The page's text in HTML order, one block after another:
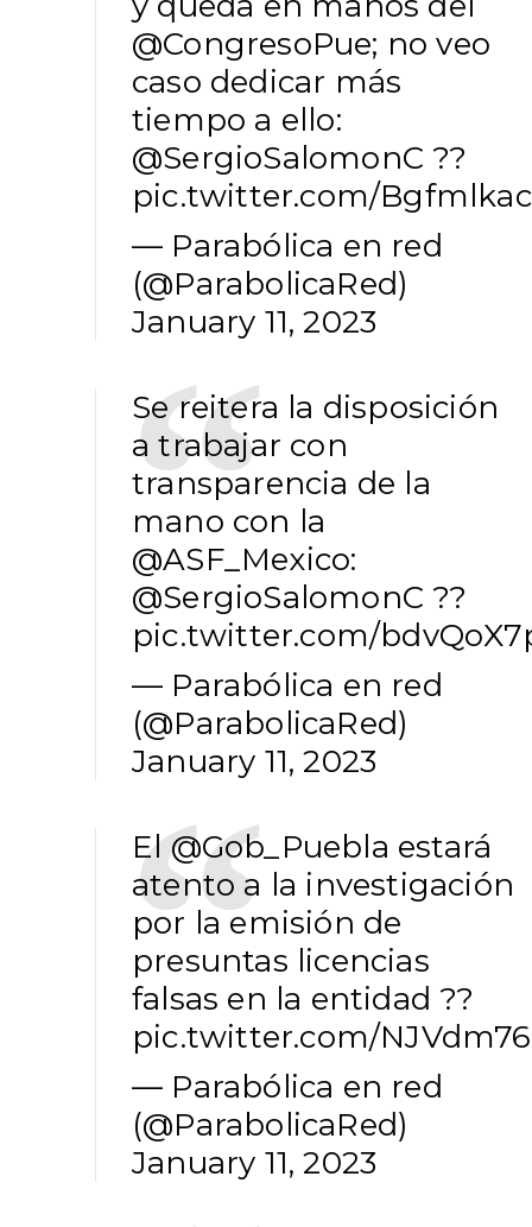
@CongresoPue; no veo
caso dedicar más
tiempo a ello:
@SergioSalomonC ?️?
pic.twitter.com/
— Parabólica en red
(@ParabolicaRed)
January 11, 2023
Se reitera la disposición
a trabajar con
transparencia de la
mano con la
@ASF_Mexico:
@SergioSalomonC ??
pic.twitter.com/
— Parabólica en red
(@ParabolicaRed)
January 11, 2023
El@Gob_Puebla estará
atento a la investigación
por la emisión de
presuntas licencias
falsas en la entidad ??
pic.twitter.com/
— Parabólica en red
(@ParabolicaRed)
January 11, 2023